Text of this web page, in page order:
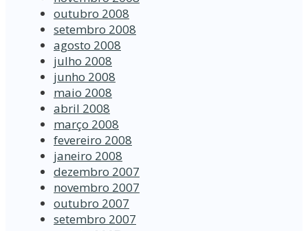
outubro 2008
setembro 2008
agosto 2008
julho 2008
junho 2008
maio 2008
abril 2008
março 2008
fevereiro 2008
janeiro 2008
dezembro 2007
novembro 2007
outubro 2007
setembro 2007